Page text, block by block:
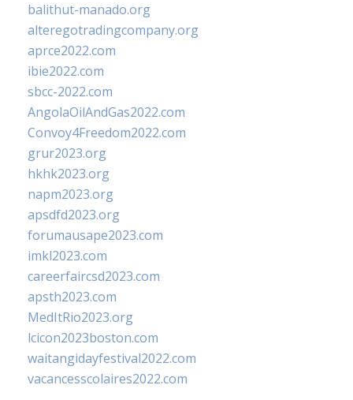
balithut-manado.org
alteregotradingcompany.org
aprce2022.com
ibie2022.com
sbcc-2022.com
AngolaOilAndGas2022.com
Convoy4Freedom2022.com
grur2023.org
hkhk2023.org
napm2023.org
apsdfd2023.org
forumausape2023.com
imkl2023.com
careerfaircsd2023.com
apsth2023.com
MedItRio2023.org
lcicon2023boston.com
waitangidayfestival2022.com
vacancesscolaires2022.com